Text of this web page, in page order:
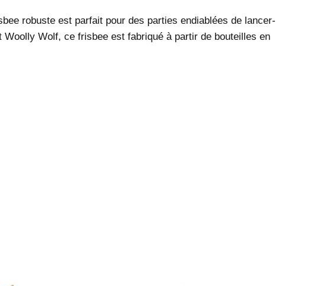
robuste est parfait pour des parties endiablées de lancer-
Woolly Wolf, ce frisbee est fabriqué à partir de bouteilles en